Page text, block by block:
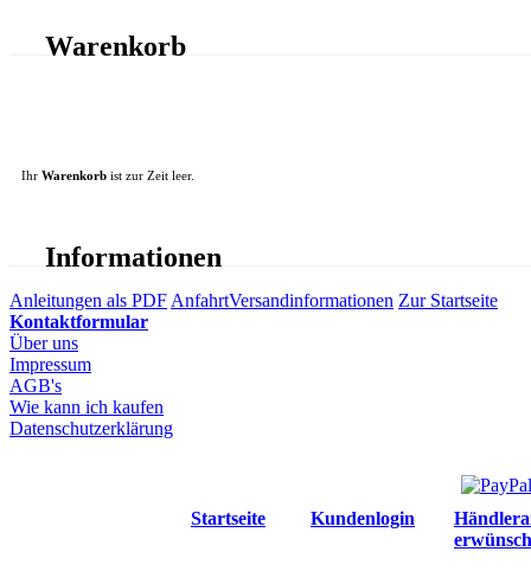
Warenkorb
Ihr Warenkorb ist zur Zeit leer.
Informationen
Anleitungen als PDF AnfahrtVersandinformationen Zur Startseite
Kontaktformular
Über uns
Impressum
AGB's
Wie kann ich kaufen
Datenschutzerklärung
Startseite Kundenlogin